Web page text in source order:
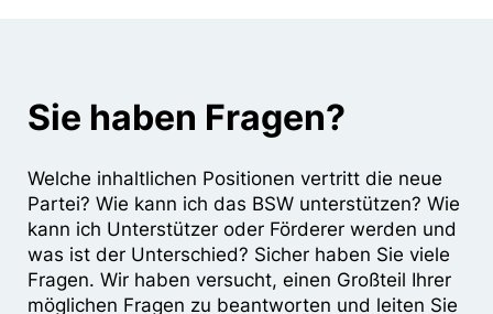
Sie haben Fragen?
Welche inhaltlichen Positionen vertritt die neue
Partei? Wie kann ich das BSW unterstützen? Wie
kann ich Unterstützer oder Förderer werden und
was ist der Unterschied? Sicher haben Sie viele
Fragen. Wir haben versucht, einen Großteil Ihrer
möglichen Fragen zu beantworten und leiten Sie